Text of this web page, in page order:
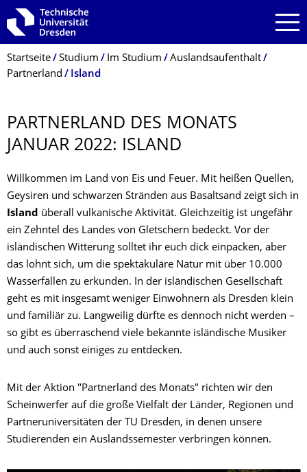
Zur Hauptnavigation springen
Zur Suche springen
Zum Inhalt springen
Breadcrumb-Menü
Startseite Studium Im Studium
Auslandsaufenthalt
Partnerland
Island
PARTNERLAND DES MONATS
JANUAR 2022: ISLAND
Willkommen im Land von Eis und Feuer. Mit heißen Quellen,
Geysiren und schwarzen Stränden aus Basaltsand zeigt sich in
Island überall vulkanische Aktivität. Gleichzeitig ist ungefähr
ein Zehntel des Landes von Gletschern bedeckt. Vor der
isländischen Witterung solltet ihr euch dick einpacken, aber
das lohnt sich, um die spektakuläre Natur mit über 10.000
Wasserfällen zu erkunden. In der isländischen Gesellschaft
geht es mit insgesamt weniger Einwohnern als Dresden klein
und familiär zu. Langweilig dürfte es dennoch nicht werden –
so gibt es überraschend viele bekannte isländische Musiker
und auch sonst einiges zu entdecken.
Mit der Aktion "Partnerland des Monats" richten wir den
Scheinwerfer auf die große Vielfalt der Länder, Regionen und
Partneruniversitäten der TU Dresden, in denen unsere
Studierenden ein Auslandssemester verbringen können.